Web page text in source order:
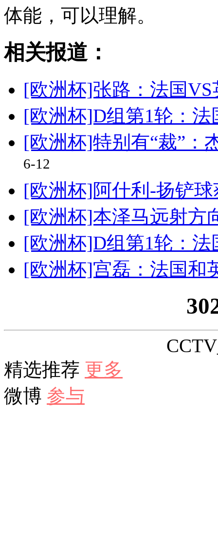
体能，可以理解。
相关报道：
[欧洲杯]张路：法国
[欧洲杯]D组第1轮：
[欧洲杯]特别有“裁”：
6-12
[欧洲杯]阿什利-扬铲
[欧洲杯]本泽马远射方
[欧洲杯]D组第1轮：
[欧洲杯]宫磊：法国和
精选推荐 更多
微博 参与